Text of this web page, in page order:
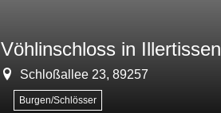
Vöhlinschloss in Illertissen
Schloßallee 23, 89257
Burgen/Schlösser